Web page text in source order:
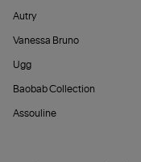
Autry
Vanessa Bruno
Ugg
Baobab Collection
Assouline